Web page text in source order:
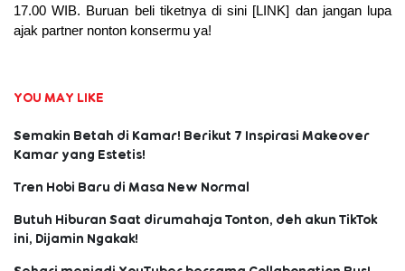
17.00 WIB. Buruan beli tiketnya di sini [LINK] dan jangan lupa
ajak partner nonton konsermu ya!
YOU MAY LIKE
Semakin Betah di Kamar! Berikut 7 Inspirasi Makeover
Kamar yang Estetis!
Tren Hobi Baru di Masa New Normal
Butuh Hiburan Saat dirumahaja Tonton, deh akun TikTok
ini, Dijamin Ngakak!